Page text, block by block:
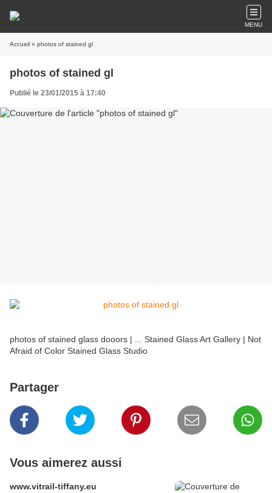
MENU
Accueil » photos of stained gl
photos of stained gl
Publié le 23/01/2015 à 17:40
photos of stained glass dooors | ... Stained Glass Art Gallery | Not
Afraid of Color Stained Glass Studio
Partager
Vous aimerez aussi
www.vitrail-tiffany.eu